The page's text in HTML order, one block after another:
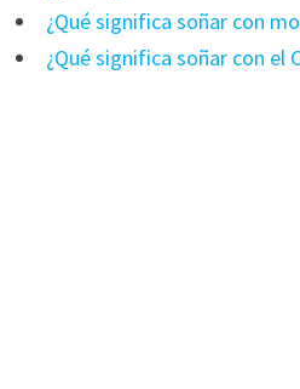
¿Qué significa soñar con
¿Qué significa soñar con el